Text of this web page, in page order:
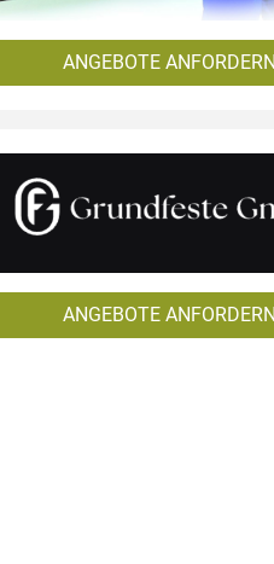
ANGEBOTE ANFORDERN
ANGEBOTE ANFORDERN